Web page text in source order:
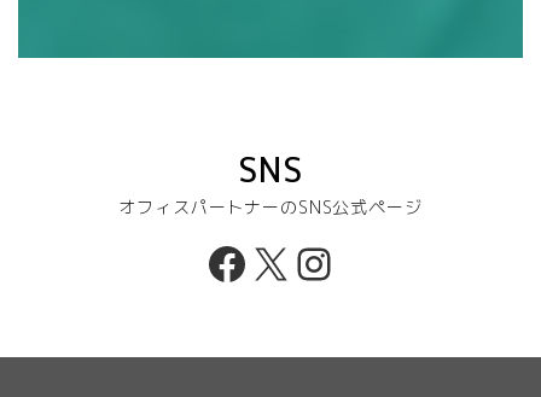
SNS
オフィスパートナーのSNS公式ページ
Facebook
X Instagram